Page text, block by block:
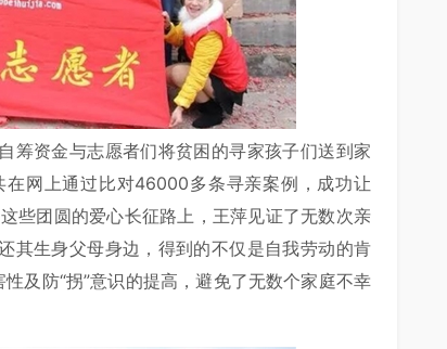
筹资金与志愿者们将贫困的寻家孩子们送到家
网上通过比对46000多条寻亲案例，成功让
些团圆的爱心长征路上，王萍见证了无数次亲
其生身父母身边，得到的不仅是自我劳动的肯
及防“拐”意识的提高，避免了无数个家庭不幸